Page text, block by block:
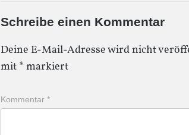
Schreibe einen Kommentar
Deine E-Mail-Adresse wird nicht
mit * markiert
Kommentar *